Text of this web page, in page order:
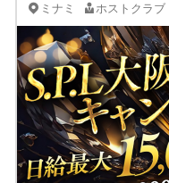
ミナミ ホストクラブ